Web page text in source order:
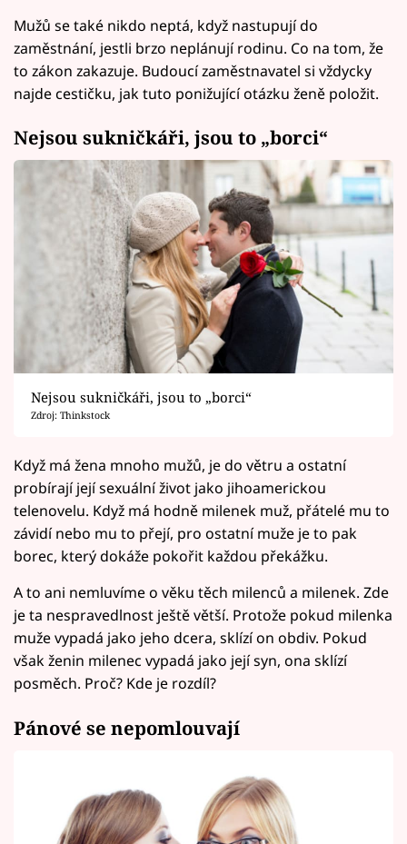
Mužů se také nikdo neptá, když nastupují do
zaměstnání, jestli brzo neplánují rodinu. Co na tom, že
to zákon zakazuje. Budoucí zaměstnavatel si vždycky
najde cestičku, jak tuto ponižující otázku ženě položit.
Nejsou sukničkáři, jsou to „borci“
Nejsou sukničkáři, jsou to „borci“
Zdroj: Thinkstock
Když má žena mnoho mužů, je do větru a ostatní
probírají její sexuální život jako jihoamerickou
telenovelu. Když má hodně milenek muž, přátelé mu to
závidí nebo mu to přejí, pro ostatní muže je to pak
borec, který dokáže pokořit každou překážku.
A to ani nemluvíme o věku těch milenců a milenek. Zde
je ta nespravedlnost ještě větší. Protože pokud milenka
muže vypadá jako jeho dcera, sklízí on obdiv. Pokud
však ženin milenec vypadá jako její syn, ona sklízí
posměch. Proč? Kde je rozdíl?
Pánové se nepomlouvají